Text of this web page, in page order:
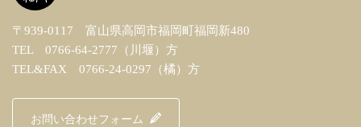
〒939-0117 富山県高岡市福岡町福岡新480
TEL 0766-64-2777（川堰）方
TEL&FAX 0766-24-0297（橘）方
お問い合わせフォーム